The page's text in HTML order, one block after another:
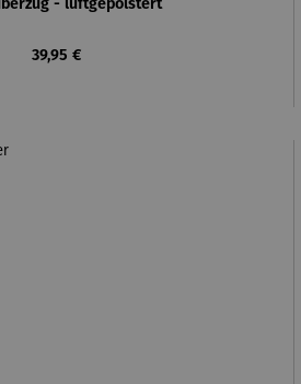
Regulärer Preis:
39,95 €